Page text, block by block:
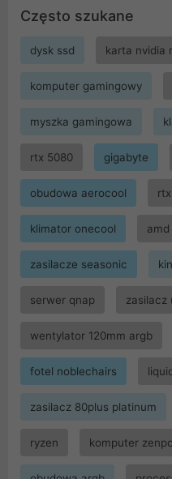
Często szukane
dysk ssd karta nvidia
komputer gamingowy
myszka gamingowa
rtx 5080 gigabyte
obudowa aerocool
klimator onecool
zasilacze seasonic
serwer qnap zasilacz
wentylator 120mm argb
fotel noblechairs
zasilacz 80plus platinum
ryzen komputer zenpc